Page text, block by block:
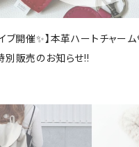
イブ開催✨】本革ハートチャー
別販売のお知らせ!!